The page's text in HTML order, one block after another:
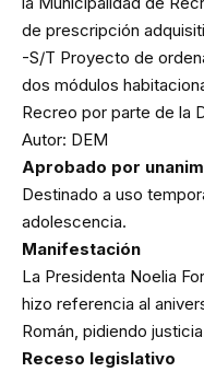
de prescripción
-S/T Proyecto de
dos módulos
Recreo por parte de la
Autor: DEM
Aprobado por
Destinado a uso
adolescencia.
Manifestación
La Presidenta Noelia
hizo referencia al
Román, pidiendo
Receso legislativo